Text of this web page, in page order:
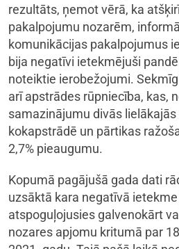
rezultāts, ņemot vērā, ka
pakalpojumu nozarēm,
komunikācijas pakalpojumus
bija negatīvi ietekmējuši
noteiktie ierobežojumi.
arī apstrādes rūpniecība, kas,
samazinājumu divās
kokapstrādē un pārtikas
2,7% pieaugumu.
Kopumā pagājušā gada dati
uzsāktā kara negatīvā
atspoguļojusies galvenokārt
nozares apjomu kritumā par